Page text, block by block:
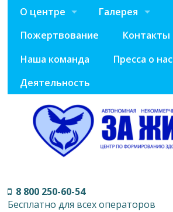
О центре
Галерея
Пожертвование
Контакты
Наша команда
Пресса о нас
Деятельность
8 800 250-60-54
Бесплатно для всех операторов